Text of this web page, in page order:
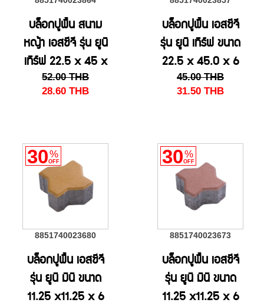
บล็อกปูพื้น สนาม
หญ้า เอสซีจี รุ่น ยูนิ
เทิร์ฟ 22.5 x 45 x
6 ซม.สีเขียว
52.00 THB
28.60 THB
บล็อกปูพื้น เอสซีจี
รุ่น ยูนิ เทิร์ฟ ขนาด
22.5 x 45.0 x 6
ซม. สีเทา
45.00 THB
31.50 THB
30%
OFF
8851740023680
บล็อกปูพื้น เอสซีจี
รุ่น ยูนิ มินิ ขนาด
11.25 x11.25 x 6
30%
OFF
8851740023673
บล็อกปูพื้น เอสซีจี
รุ่น ยูนิ มินิ ขนาด
11.25 x11.25 x 6